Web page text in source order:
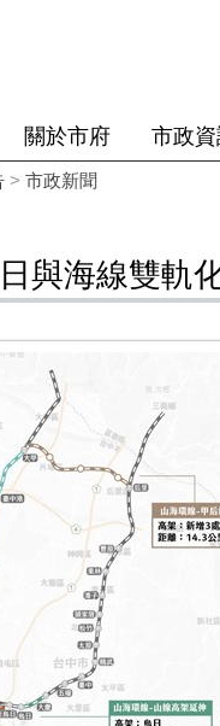
關於市府 市政
> 市政新聞
與海線雙軌